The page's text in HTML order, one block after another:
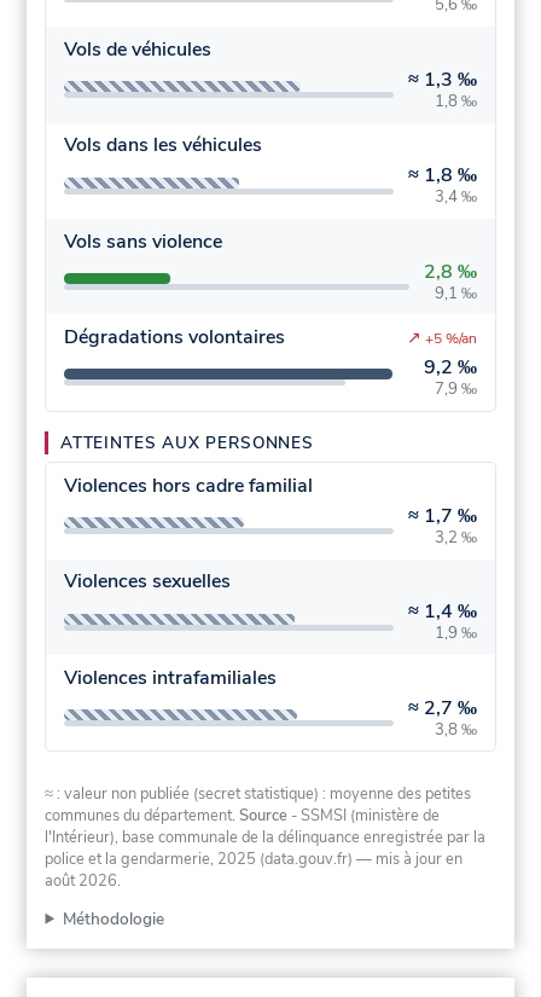
5,6 ‰
Vols de véhicules
≈ 1,3 ‰
1,8 ‰
Vols dans les véhicules
≈ 1,8 ‰
3,4 ‰
Vols sans violence
2,8 ‰
9,1 ‰
Dégradations volontaires
9,2 ‰
7,9 ‰
↗ +5 %/an
ATTEINTES AUX PERSONNES
Violences hors cadre familial
≈ 1,7 ‰
3,2 ‰
Violences sexuelles
≈ 1,4 ‰
1,9 ‰
Violences intrafamiliales
≈ 2,7 ‰
3,8 ‰
≈ : valeur non publiée (secret statistique) : moyenne des petites
communes du département.Source - SSMSI (ministère de
l'Intérieur), base communale de la délinquance enregistrée par la
police et la gendarmerie, 2025 (data.gouv.fr) — mis à jour en
août 2026.
Méthodologie